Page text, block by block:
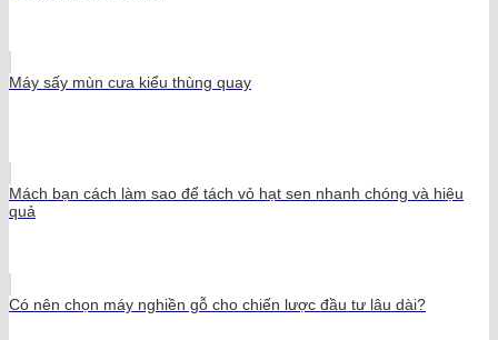
Máy sấy mùn cưa kiểu thùng quay
Mách bạn cách làm sao để tách vỏ hạt sen nhanh chóng và hiệu
quả
Có nên chọn máy nghiền gỗ cho chiến lược đầu tư lâu dài?